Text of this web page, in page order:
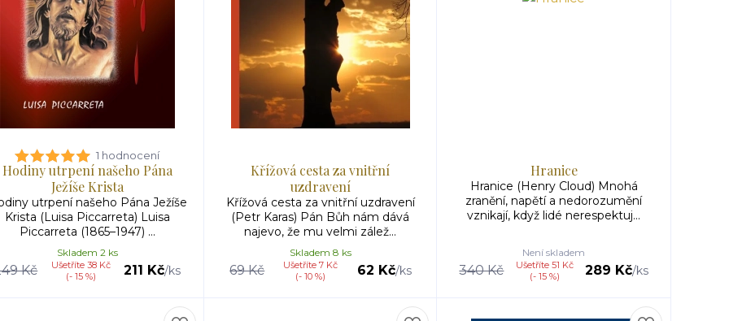
1 hodnocení
Hodiny utrpení našeho Pána
Ježíše Krista
utrpení našeho Pána Ježíše
Krista (Luisa Piccarreta) Luisa
Piccarreta (1865–1947) ...
Kč
Ušetříte 38 Kč
(- 15 %)
211 Kč/ks
Skladem 2 ks
Křížová cesta za vnitřní
uzdravení
Křížová cesta za vnitřní uzdravení
(Petr Karas) Pán Bůh nám dává
najevo, že mu velmi zálež...
69 Kč
Ušetříte 7 Kč
(- 10 %)
62 Kč/ks
Skladem 8 ks
Hranice
Hranice (Henry Cloud) Mnohá
zranění, napětí a nedorozumění
vznikají, když lidé nerespektuj...
340 Kč
Ušetříte 51 Kč
(- 15 %)
289 Kč/ks
Není skladem